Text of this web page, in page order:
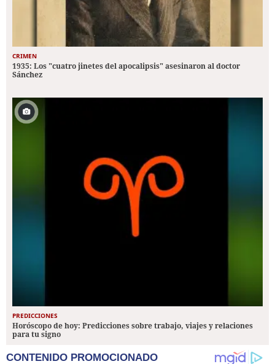
CRIMEN
1935: Los "cuatro jinetes del apocalipsis" asesinaron al doctor
Sánchez
PREDICCIONES
Horóscopo de hoy: Predicciones sobre trabajo, viajes y relaciones
para tu signo
CONTENIDO PROMOCIONADO